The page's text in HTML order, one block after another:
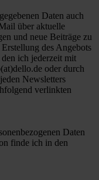
Daten auch
über aktuelle
und neue Beiträge zu
des Angebots
ich jederzeit mit
oder durch
Newsletters
verlinkten
Daten
finde ich in den